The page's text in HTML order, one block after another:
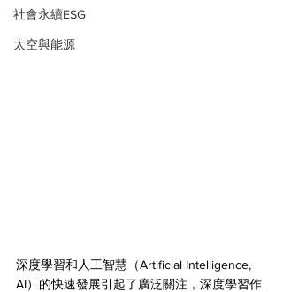
社會永續ESG
太空與能源
深度學習和人工智慧（Artificial Intelligence,
AI）的快速發展引起了廣泛關注，深度學習作